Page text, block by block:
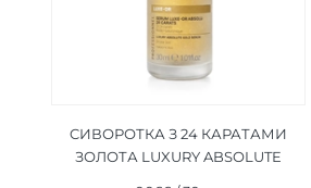
CИВОРОТКА З 24 КАРАТАМИ
ЗОЛОТА LUXURY ABSOLUTE